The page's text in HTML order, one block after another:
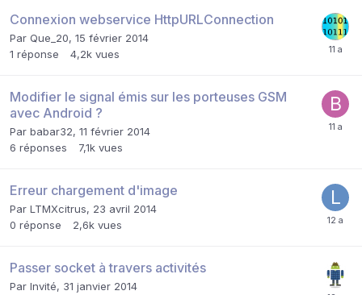
Connexion webservice HttpURLConnection
Par Que_20, 15 février 2014
1 réponse 4,2k vues
Modifier le signal émis sur les porteuses GSM
avec Android ?
Par babar32, 11 février 2014
6 réponses 7,1k vues
Erreur chargement d'image
Par LTMXcitrus, 23 avril 2014
0 réponse 2,6k vues
Passer socket à travers activités
Par Invité, 31 janvier 2014